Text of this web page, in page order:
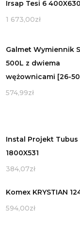
Irsap Tesi 6 400X630
1 673,00zł
Galmet Wymiennik
500L z dwiema
wężownicami [26-
574,99zł
Instal Projekt Tubus
1800X531
384,07zł
Komex KRYSTIAN
594,00zł